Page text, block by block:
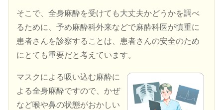
そこで、全身麻酔を受けても大丈夫かどうかを調べ
るために、予め麻酔科外来などで麻酔科医が慎重に
患者さんを診察することは、患者さんの安全のため
にとても重要だと考えています。
マスクによる吸い込む麻酔に
よる全身麻酔ですので、かぜ
など喉や鼻の状態がおかしい